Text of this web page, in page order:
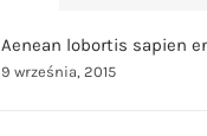
Aenean lobortis sapien
9 września, 2015